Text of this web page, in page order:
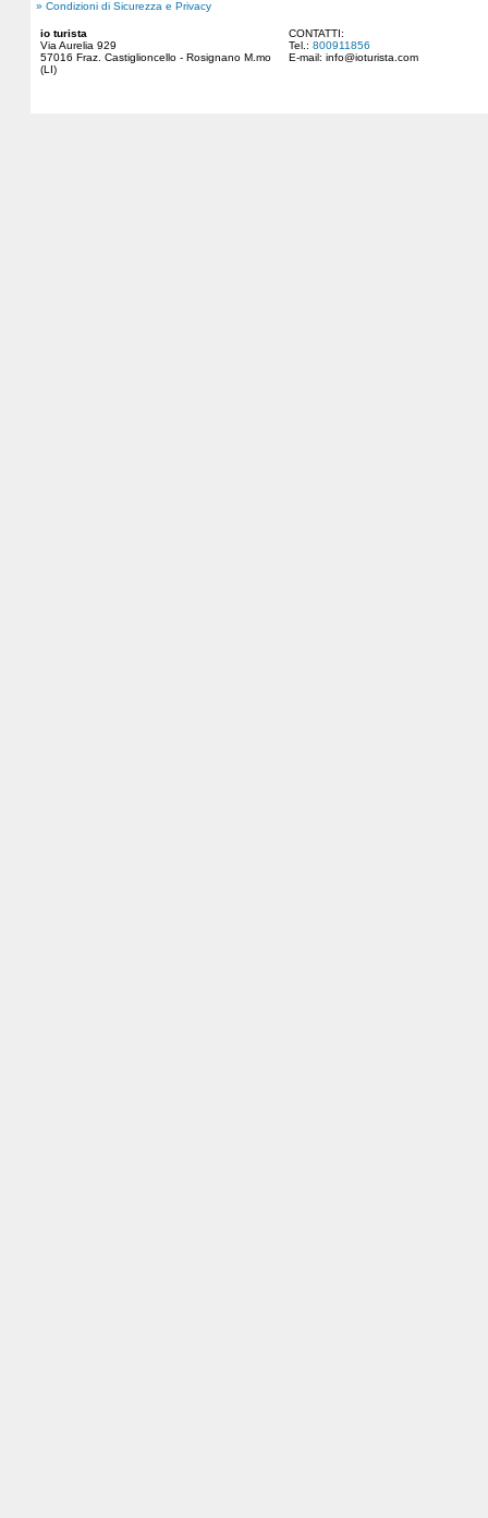
» Condizioni di Sicurezza e Privacy
io turista
Via Aurelia 929
57016 Fraz. Castiglioncello - Rosignano M.mo
(LI)
CONTATTI:
Tel.: 800911856
E-mail: info@ioturista.com